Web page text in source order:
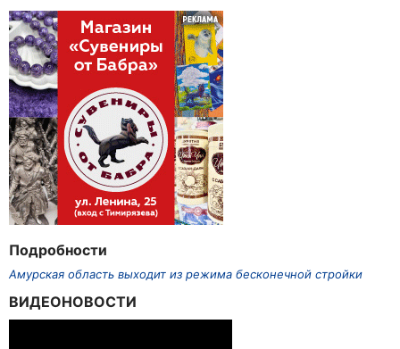
Подробности
Амурская область выходит из режима бесконечной стройки
ВИДЕОНОВОСТИ